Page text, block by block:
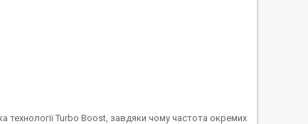
технології Turbo Boost, завдяки чому частота окремих